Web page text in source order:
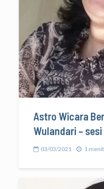
Astro Wicara
Wulandari – sesi
03/03/2021 1